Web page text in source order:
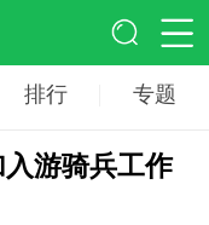
排行 专题
游骑兵工作